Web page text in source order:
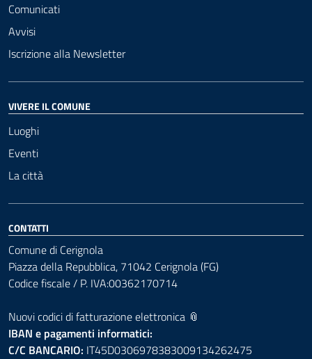
Comunicati
Avvisi
Iscrizione alla Newsletter
VIVERE IL COMUNE
Luoghi
Eventi
La città
CONTATTI
Comune di Cerignola
Piazza della Repubblica, 71042 Cerignola (FG)
Codice fiscale / P. IVA:00362170714
Nuovi codici di fatturazione elettronica 📎
IBAN e pagamenti informatici:
C/C BANCARIO: IT45D0306978383009134262475